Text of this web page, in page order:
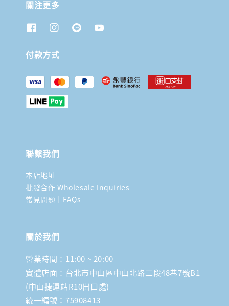
關注更多
付款方式
聯繫我們
本店地址
批發合作 Wholesale Inquiries
常見問題｜FAQs
關於我們
營業時間：11:00 ~ 20:00
實體店面：台北市中山區中山北路二段48巷7號B1
(中山捷運站R10出口處)
統一編號：75908413